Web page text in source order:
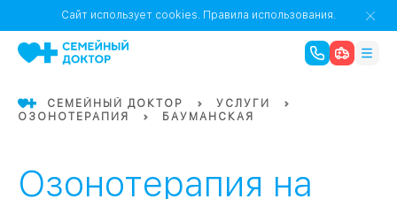
1 0
Бабушкинская
Речной Вокзал
Сайт использует cookies. Правила использования.
СЕМЕЙНЫЙ ДОКТОР
УСЛУГИ
ОЗОНОТЕРАПИЯ
БАУМАНСКАЯ
Озонотерапия на